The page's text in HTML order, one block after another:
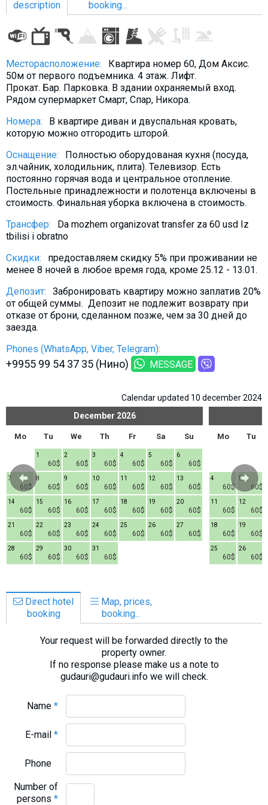
description
booking...
Месторасположение:
Квартира номер 60, Дом Аксис.
50м от первого подъемника. 4 этаж. Лифт.
Прокат. Бар. Парковка. В здании охраняемый вход.
Рядом супермаркет Смарт, Спар, Никора.
Номера:
В квартире диван и двуспальная кровать,
которую можно отгородить шторой.
Оснащение:
Полностью оборудованая кухня (посуда,
эл.чайник, холодильник, плита). Телевизор. Eсть
постоянно горячая вода и центральное отопление.
Постельные принадлежности и полотенца включены в
стоимость. Финальная уборка включена в стоимость.
Трансфер:
Da mozhem organizovat transfer za 60 usd Iz
tbilisi i obratno
Скидки:
предоставляем скидку 5% при проживании не
менее 8 ночей в любое время года, кроме 25.12 - 13.01.
Депозит:
Забронировать квартиру можно заплатив 20%
от общей суммы. Депозит не подлежит возврату при
отказе от брони, сделанном позже, чем за 30 дней до
заезда.
Phones (WhatsApp, Viber, Telegram):
+9955 99 54 37 35 (Нино) MESSAGE
Calendar updated 10 december 2024
December 2026
Mo Tu We Th Fr Sa Su
60$
1
60$
2
60$
3
60$
4
60$
5
60$
6
60$
7
60$
8
60$
9
60$
10
60$
11
60$
12
60$
13
60$
14
60$
15
60$
16
60$
17
60$
18
60$
19
60$
20
60$
21
60$
22
60$
23
60$
24
60$
25
60$
26
60$
27
60$
28
60$
29
60$
30
60$
31
Mo Tu
60$
4
60$
5
60$
11
60$
12
60$
18
60$
19
60$
25
60$
26
Direct hotel
booking
Map, prices,
booking...
Your request will be forwarded directly to the
property owner.
If no response please make us a note to
gudauri@gudauri.info we will check.
Name*
E-mail*
Phone
Number of
persons*
LODGING
Apartments
Cottages
Hotels
% Hot deals
Long term rent
Kazbegi
Other
GEORGIA
About Georgia
Visas
Local money
Mobile phones
Travel reports
Safety